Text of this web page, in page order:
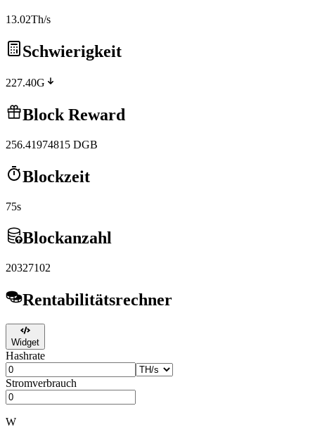
13.02Th/s
Schwierigkeit
227.40G
Block Reward
256.41974815 DGB
Blockzeit
75s
Blockanzahl
20327102
Rentabilitätsrechner
Widget
Hashrate
Stromverbrauch
W